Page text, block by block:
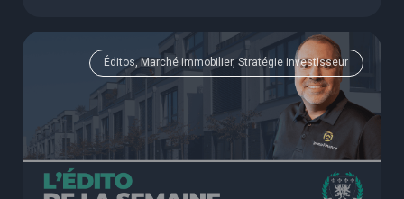
Éditos, Marché immobilier, Stratégie investisseur